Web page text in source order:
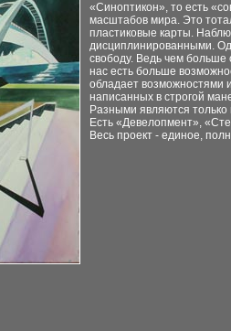
«Синоптикон», то есть
масштабов мира. Это
пластиковые карты.
дисциплинированными.
свободу. Ведь чем
нас есть больше
обладает возможностями
написанных в строгой
Разными являются
Есть «Девелопмент»,
Весь проект - единое,